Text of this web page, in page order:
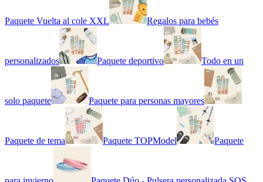
Paquete Vuelta al cole XXL Regalos para bebés
personalizados Paquete deportivo Todo en un
solo paquete Paquete para personas mayores
Paquete de tema Paquete TOPModel Paquete